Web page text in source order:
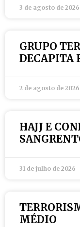
3 de agosto de 2026
GRUPO
DECAPITA
2 de agosto de 2026
HAJJ E
31 de julho de 2026
MÉDIO